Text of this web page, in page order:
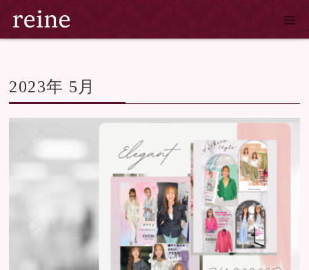
2023年 5月
2023年 5月